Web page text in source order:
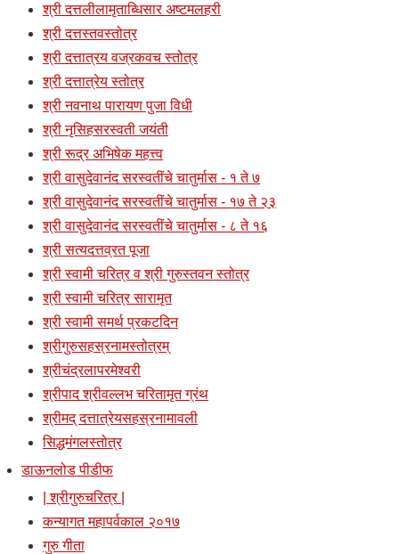
श्री दत्तलीलामृताब्धिसार अष्टमलहरी
श्री दत्तस्तवस्तोत्र
श्री दत्तात्रय वज्रकवच स्तोत्र
श्री दत्तात्रेय स्तोत्र
श्री नवनाथ पारायण पुजा विधी
श्री नृसिहसरस्वती जयंती
श्री रूद्र अभिषेक महत्त्व
श्री वासुदेवानंद सरस्वतींचे चातुर्मास - १ ते ७
श्री वासुदेवानंद सरस्वतींचे चातुर्मास - १७ ते २३
श्री वासुदेवानंद सरस्वतींचे चातुर्मास - ८ ते १६
श्री सत्यदत्तव्रत पूजा
श्री स्वामी चरित्र व श्री गुरुस्तवन स्तोत्र
श्री स्वामी चरित्र सारामृत
श्री स्वामी समर्थ प्रकटदिन
श्रीगुरुसहस्रनामस्तोत्रम्
श्रीचंद्रलापरमेश्वरी
श्रीपाद श्रीवल्लभ चरितामृत ग्रंथ
श्रीमद् दत्तात्रेयसहस्रनामावली
सिद्धमंगलस्तोत्र
डाऊनलोड पीडीफ
| श्रीगुरुचरित्र |
कन्यागत महापर्वकाल २०१७
गुरु गीता